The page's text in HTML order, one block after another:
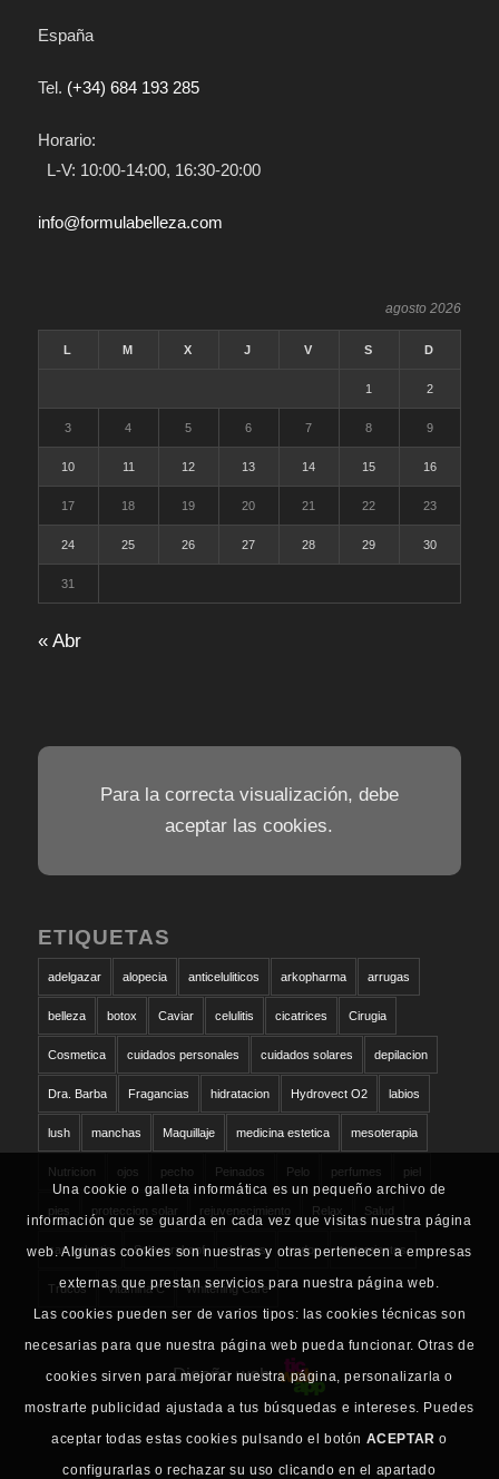
España
Tel. (+34) 684 193 285
Horario:
L-V: 10:00-14:00, 16:30-20:00
info@formulabelleza.com
agosto 2026
L M X J V S D
1 2
3 4 5 6 7 8 9
10 11 12 13 14 15 16
17 18 19 20 21 22 23
24 25 26 27 28 29 30
31
« Abr
Para la correcta visualización, debe
aceptar las cookies.
ETIQUETAS
adelgazar alopecia anticeluliticos arkopharma arrugas
belleza botox Caviar celulitis cicatrices Cirugia
Cosmetica cuidados personales cuidados solares depilacion
Dra. Barba Fragancias hidratacion Hydrovect O2 labios
lush manchas Maquillaje medicina estetica mesoterapia
Nutricion ojos pecho Peinados Pelo perfumes piel
pies proteccion solar rejuvenecimiento Relax Salud
san valentin Schwarzkopf solares sudor tratamientos
Trucos vitamina C Whitening Care
Diseño web
Una cookie o galleta informática es un pequeño archivo de
información que se guarda en cada vez que visitas nuestra página
web. Algunas cookies son nuestras y otras pertenecen a empresas
externas que prestan servicios para nuestra página web.
Las cookies pueden ser de varios tipos: las cookies técnicas son
necesarias para que nuestra página web pueda funcionar. Otras de
cookies sirven para mejorar nuestra página, personalizarla o
mostrarte publicidad ajustada a tus búsquedas e intereses. Puedes
aceptar todas estas cookies pulsando el botón ACEPTAR o
configurarlas o rechazar su uso clicando en el apartado